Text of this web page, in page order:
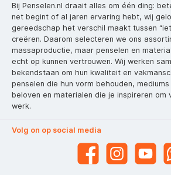
Bij Penselen.nl draait alles om één ding:
net begint of al jaren ervaring hebt, wij
gereedschap het verschil maakt tussen
creëren. Daarom selecteren we ons
massaproductie, maar penselen en
echt op kunnen vertrouwen. Wij werken
bekendstaan om hun kwaliteit en
penselen die hun vorm behouden,
beloven en materialen die je inspireren om
werk.
Volg on op social media